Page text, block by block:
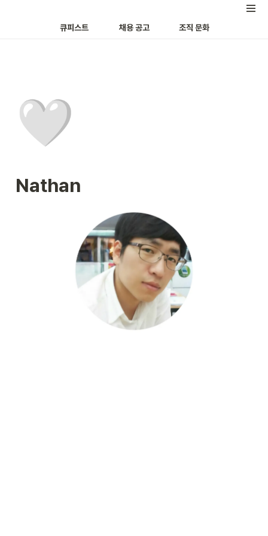
큐피스트 채용 공고 조직 문화
🤍
Nathan